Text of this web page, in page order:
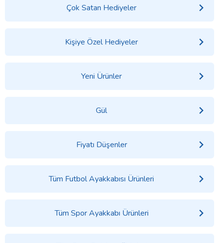
Çok Satan Hediyeler
Kişiye Özel Hediyeler
Yeni Ürünler
Gül
Fiyatı Düşenler
Tüm Futbol Ayakkabısı Ürünleri
Tüm Spor Ayakkabı Ürünleri